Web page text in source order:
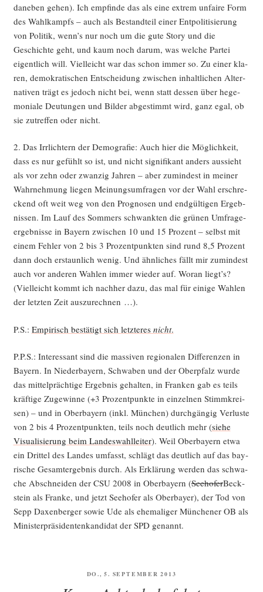
dane­ben gehen). Ich emp­fin­de das als eine extrem unfai­re Form
des Wahl­kampfs – auch als Bestand­teil einer Ent­po­li­ti­sie­rung
von Poli­tik, wenn’s nur noch um die gute Sto­ry und die
Geschich­te geht, und kaum noch dar­um, was wel­che Par­tei
eigent­lich will. Viel­leicht war das schon immer so. Zu einer kla­
ren, demo­kra­ti­schen Ent­schei­dung zwi­schen inhalt­li­chen Alter­
na­ti­ven trägt es jedoch nicht bei, wenn statt des­sen über hege­
mo­nia­le Deu­tun­gen und Bil­der abge­stimmt wird, ganz egal, ob
sie zutref­fen oder nicht.
2. Das Irr­lich­tern der Demo­gra­fie: Auch hier die Mög­lich­keit,
dass es nur gefühlt so ist, und nicht signi­fi­kant anders aus­sieht
als vor zehn oder zwan­zig Jah­ren – aber zumin­dest in mei­ner
Wahr­neh­mung lie­gen Mei­nungs­um­fra­gen vor der Wahl erschre­
ckend oft weit weg von den Pro­gno­sen und end­gül­ti­gen Ergeb­
nis­sen. Im Lauf des Som­mers schwank­ten die grü­nen Umfra­ge­
er­geb­nis­se in Bay­ern zwi­schen 10 und 15 Pro­zent – selbst mit
einem Feh­ler von 2 bis 3 Pro­zent­punk­ten sind rund 8,5 Pro­zent
dann doch erstaun­lich wenig. Und ähn­li­ches fällt mir zumin­dest
auch vor ande­ren Wah­len immer wie­der auf. Wor­an liegt’s?
(Viel­leicht kommt ich nach­her dazu, das mal für eini­ge Wah­len
der letz­ten Zeit auszurechnen …).
P.S.: Empi­risch bestä­tigt sich letz­te­res nicht.
P.P.S.: Inter­es­sant sind die mas­si­ven regio­na­len Dif­fe­ren­zen in
Bay­ern. In Nie­der­bay­ern, Schwa­ben und der Ober­pfalz wur­de
das mit­tel­präch­ti­ge Ergeb­nis gehal­ten, in Fran­ken gab es teils
kräf­ti­ge Zuge­win­ne (+3 Pro­zent­punk­te in ein­zel­nen Stimm­krei­
sen) – und in Ober­bay­ern (inkl. Mün­chen) durch­gän­gig Ver­lus­te
von 2 bis 4 Pro­zent­punk­ten, teils noch deut­lich mehr (sie­he
Visua­li­sie­rung beim Lan­des­wahl­lei­ter). Weil Ober­bay­ern etwa
ein Drit­tel des Lan­des umfasst, schlägt das deut­lich auf das bay­
ri­sche Gesamt­ergeb­nis durch. Als Erklä­rung wer­den das schwa­
che Abschnei­den der CSU 2008 in Ober­bay­ern (See­ho­ferBeck­
stein als Fran­ke, und jetzt See­ho­fer als Ober­bay­er), der Tod von
Sepp Daxen­ber­ger sowie Ude als ehe­ma­li­ger Mün­che­ner OB als
Minis­ter­prä­si­den­ten­kan­di­dat der SPD genannt.
VERÖFFENTLICHT
DO., 5. SEPTEMBER 2013